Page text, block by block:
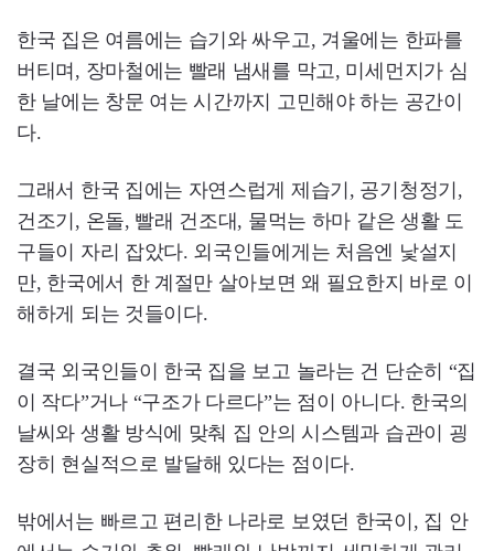
한국 집은 여름에는 습기와 싸우고, 겨울에는 한파를
버티며, 장마철에는 빨래 냄새를 막고, 미세먼지가 심
한 날에는 창문 여는 시간까지 고민해야 하는 공간이
다.
그래서 한국 집에는 자연스럽게 제습기, 공기청정기,
건조기, 온돌, 빨래 건조대, 물먹는 하마 같은 생활 도
구들이 자리 잡았다. 외국인들에게는 처음엔 낯설지
만, 한국에서 한 계절만 살아보면 왜 필요한지 바로 이
해하게 되는 것들이다.
결국 외국인들이 한국 집을 보고 놀라는 건 단순히 “집
이 작다”거나 “구조가 다르다”는 점이 아니다. 한국의
날씨와 생활 방식에 맞춰 집 안의 시스템과 습관이 굉
장히 현실적으로 발달해 있다는 점이다.
밖에서는 빠르고 편리한 나라로 보였던 한국이, 집 안